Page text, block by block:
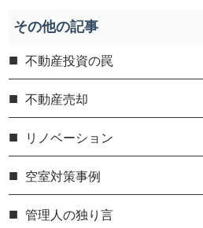
その他の記事
不動産投資の罠
不動産売却
リノベーション
空室対策事例
管理人の独り言